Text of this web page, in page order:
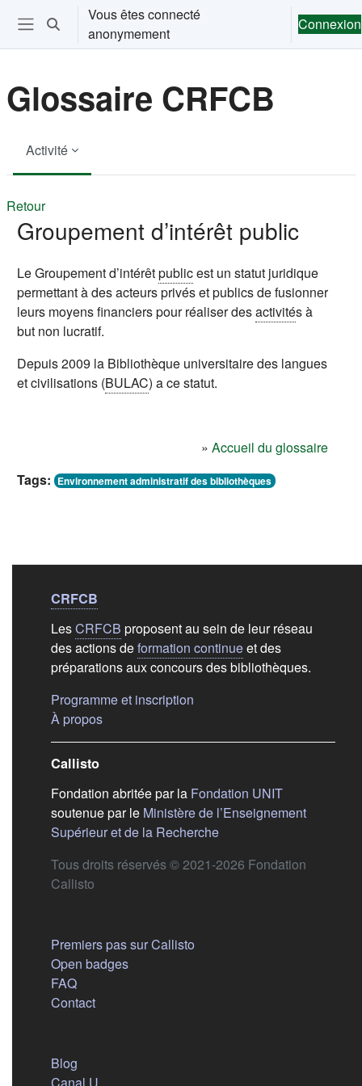
Passer au contenu principal
Ouvrir le menu de navigation
Activer/désactiver la saisie de recherche
Vous êtes connecté
anonymement
Connexion
Glossaire CRFCB
Activité
Retour
Groupement d’intérêt public
Le Groupement d’intérêtpublicest un statut juridique
permettant à des acteurs privés et publics de fusionner
leurs moyens financiers pour réaliser desactivités à
but non lucratif.
Depuis 2009 la Bibliothèque universitaire des langues
et civilisations(BULAC) a ce statut.
» Accueil du glossaire
Tags: Environnement administratif des bibliothèques
Liens de bas de
CRFCB
LesCRFCB proposent au sein de leur réseau
des actions deformation continueet des
préparations aux concours des bibliothèques.
Programme et inscription
À propos(s'ouvre dans un nouvel onglet)
Callisto
Fondation abritée par la Fondation UNIT(s'ouvre
soutenue par le Ministère de l’Enseignement
Supérieur et de la Recherche(s'ouvre dans un nouvel
Tous droits réservés © 2021-2026 Fondation
Callisto
Premiers pas sur Callisto
Open badges
FAQ
Contact
Blog